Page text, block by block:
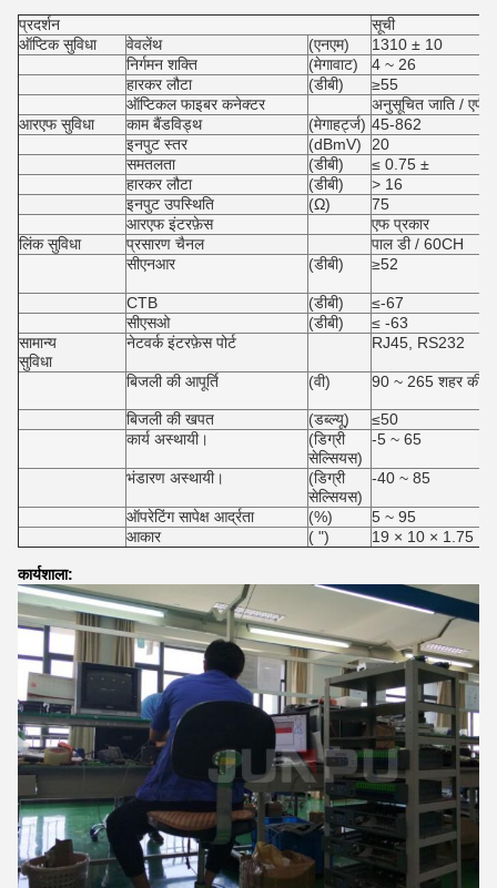
प्रदर्शन
सूची
ऑप्टिक सुविधा
वेवलेंथ (एनएम)
1310 ± 10
निर्गमन शक्ति
(मेगावाट)
4 ~ 26
हारकर लौटा
(डीबी)
≥55
ऑप्टिकल फाइबर कनेक्टर
अनुसूचित जाति /
आरएफ सुविधा
काम बैंडविड्थ (मेगाहर्ट्ज) 45-862
इनपुट स्तर
(dBmV)
20
समतलता
(डीबी)
≤ 0.75 ±
हारकर लौटा
(डीबी)
> 16
इनपुट उपस्थिति
(Ω)
75
आरएफ इंटरफ़ेस
एफ प्रकार
लिंक सुविधा
प्रसारण चैनल
पाल डी / 60CH
सीएनआर
(डीबी) ≥52
CTB (डीबी)
≤-67
सीएसओ
(डीबी)
≤ -63
सामान्य
सुविधा
नेटवर्क इंटरफ़ेस पोर्ट RJ45, RS232
बिजली की आपूर्ति (वी) 90 ~ 265 शहर की
बिजली की खपत (डब्ल्यू)
≤50
कार्य अस्थायी।
(डिग्री
सेल्सियस)
-5 ~ 65
भंडारण अस्थायी।
(डिग्री
सेल्सियस)
-40 ~ 85
ऑपरेटिंग सापेक्ष आर्द्रता (%)
5 ~ 95
आकार
( ") 19 × 10 × 1.75
कार्यशाला: